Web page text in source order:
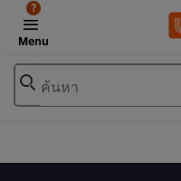
Menu
?
ค้นหา